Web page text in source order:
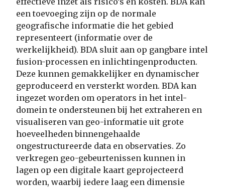
een toevoeging zijn op de normale
geografische informatie die het gebied
representeert (informatie over de
werkelijkheid). BDA sluit aan op gangbare intel
fusion-processen en inlichtingenproducten.
Deze kunnen gemakkelijker en dynamischer
geproduceerd en versterkt worden. BDA kan
ingezet worden om operators in het intel-
domein te ondersteunen bij het extraheren en
visualiseren van geo-informatie uit grote
hoeveelheden binnengehaalde
ongestructureerde data en observaties. Zo
verkregen geo-gebeurtenissen kunnen in
lagen op een digitale kaart geprojecteerd
worden, waarbij iedere laag een dimensie